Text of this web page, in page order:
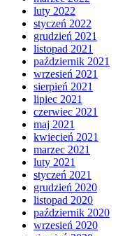
luty 2022
styczeń 2022
grudzień 2021
listopad 2021
październik 2021
wrzesień 2021
sierpień 2021
lipiec 2021
czerwiec 2021
maj 2021
kwiecień 2021
marzec 2021
luty 2021
styczeń 2021
grudzień 2020
listopad 2020
październik 2020
wrzesień 2020